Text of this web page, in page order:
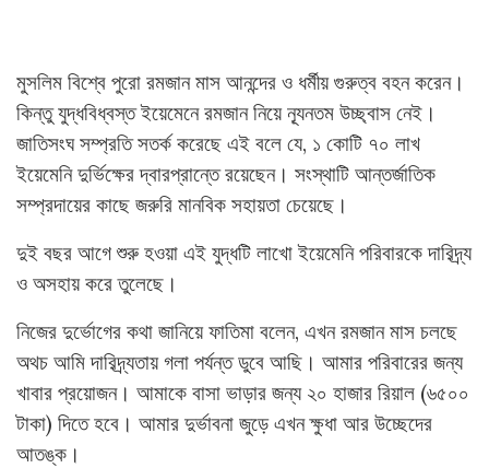
মুসলিম বিশ্বে পুরো রমজান মাস আনন্দের ও ধর্মীয় গুরুত্ব বহন করেন।
কিন্তু যুদ্ধবিধ্বস্ত ইয়েমেনে রমজান নিয়ে ন্যূনতম উচ্ছ্বাস নেই।
জাতিসংঘ সম্প্রতি সতর্ক করেছে এই বলে যে, ১ কোটি ৭০ লাখ
ইয়েমেনি দুর্ভিক্ষের দ্বারপ্রান্তে রয়েছেন। সংস্থাটি আন্তর্জাতিক
সম্প্রদায়ের কাছে জরুরি মানবিক সহায়তা চেয়েছে।
দুই বছর আগে শুরু হওয়া এই যুদ্ধটি লাখো ইয়েমেনি পরিবারকে দারিদ্র্য
ও অসহায় করে তুলেছে।
নিজের দুর্ভোগের কথা জানিয়ে ফাতিমা বলেন, এখন রমজান মাস চলছে
অথচ আমি দারিদ্র্যতায় গলা পর্যন্ত ডুবে আছি। আমার পরিবারের জন্য
খাবার প্রয়োজন। আমাকে বাসা ভাড়ার জন্য ২০ হাজার রিয়াল (৬৫০০
টাকা) দিতে হবে। আমার দুর্ভাবনা জুড়ে এখন ক্ষুধা আর উচ্ছেদের
আতঙ্ক।